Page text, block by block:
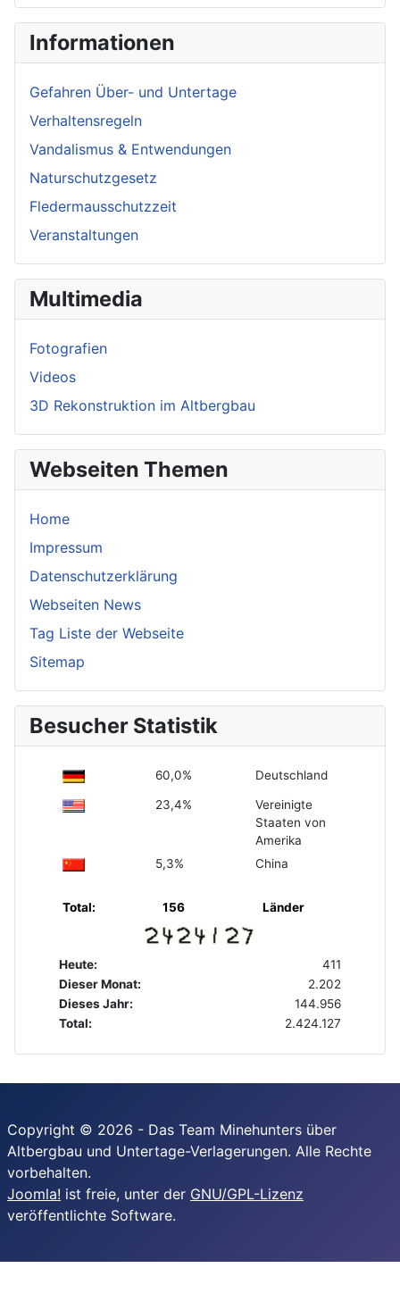
Informationen
Gefahren Über- und Untertage
Verhaltensregeln
Vandalismus & Entwendungen
Naturschutzgesetz
Fledermausschutzzeit
Veranstaltungen
Multimedia
Fotografien
Videos
3D Rekonstruktion im Altbergbau
Webseiten Themen
Home
Impressum
Datenschutzerklärung
Webseiten News
Tag Liste der Webseite
Sitemap
Besucher Statistik
60,0% Deutschland
23,4%
Vereinigte
Staaten von
Amerika
5,3%
China
Total: 156 Länder
Heute:
411
Dieser Monat:
2.202
Dieses Jahr:
144.956
Total:
2.424.127
Copyright © 2026 - Das Team Minehunters über
Altbergbau und Untertage-Verlagerungen. Alle Rechte
vorbehalten.
Joomla! ist freie, unter der GNU/GPL-Lizenz
veröffentlichte Software.